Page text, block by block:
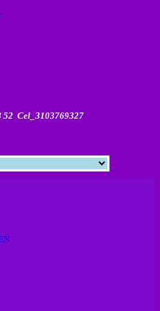
52 Cel_3103769327